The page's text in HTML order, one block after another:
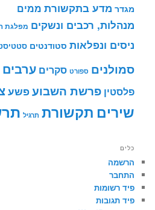
מגדר מדע בתקשורת ממים
מנהלות, רכבים ונשקים מפלגת
ניסים ונפלאות סטודנטים
סמולנים ספורט סקרים ערבים
פלסטין פרשת השבועפשע
שירים תקשורת תרגיל
כלים
הרשמה
התחבר
פיד רשומות
פיד תגובות